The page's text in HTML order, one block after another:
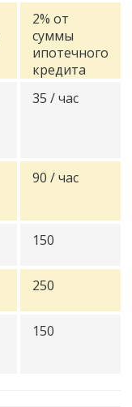
2% от
суммы
ипотечного
кредита
35 / час
90 / час
150
250
150